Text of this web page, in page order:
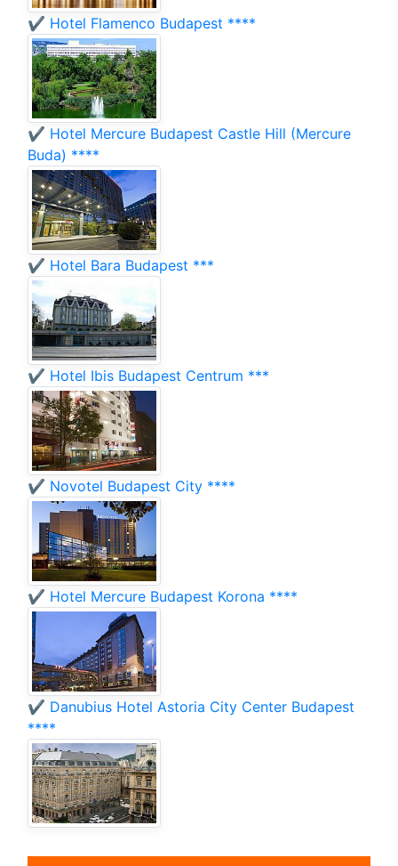
✔️ Hotel Flamenco Budapest ****
✔️ Hotel Mercure Budapest Castle Hill (Mercure
Buda) ****
✔️ Hotel Bara Budapest ***
✔️ Hotel Ibis Budapest Centrum ***
✔️ Novotel Budapest City ****
✔️ Hotel Mercure Budapest Korona ****
✔️ Danubius Hotel Astoria City Center Budapest
****